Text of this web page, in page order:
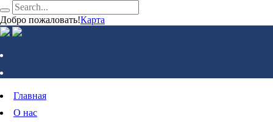
Добро пожаловать!Карта
Главная
О нас